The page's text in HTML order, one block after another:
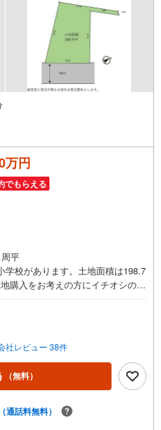
万円
でもらえる
平
学校があります。土地面積は198.7
購入をお考えの方にイチオシの売
建てるのに適している住宅用地
い第一種低層住居専用地域なの
すよ。【年中無休/9:00～21:0
合わせが集中するため、お早めに
現地を見学する」ボタンよりご予
ズです。■その他、各種ご相談も承
場TOWNSからお客様へ経験豊富
社レビュー 38件
（無料）
（通話料無料）